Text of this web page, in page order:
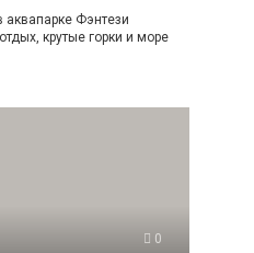
аквапарке Фэнтези
крутые горки и море
0